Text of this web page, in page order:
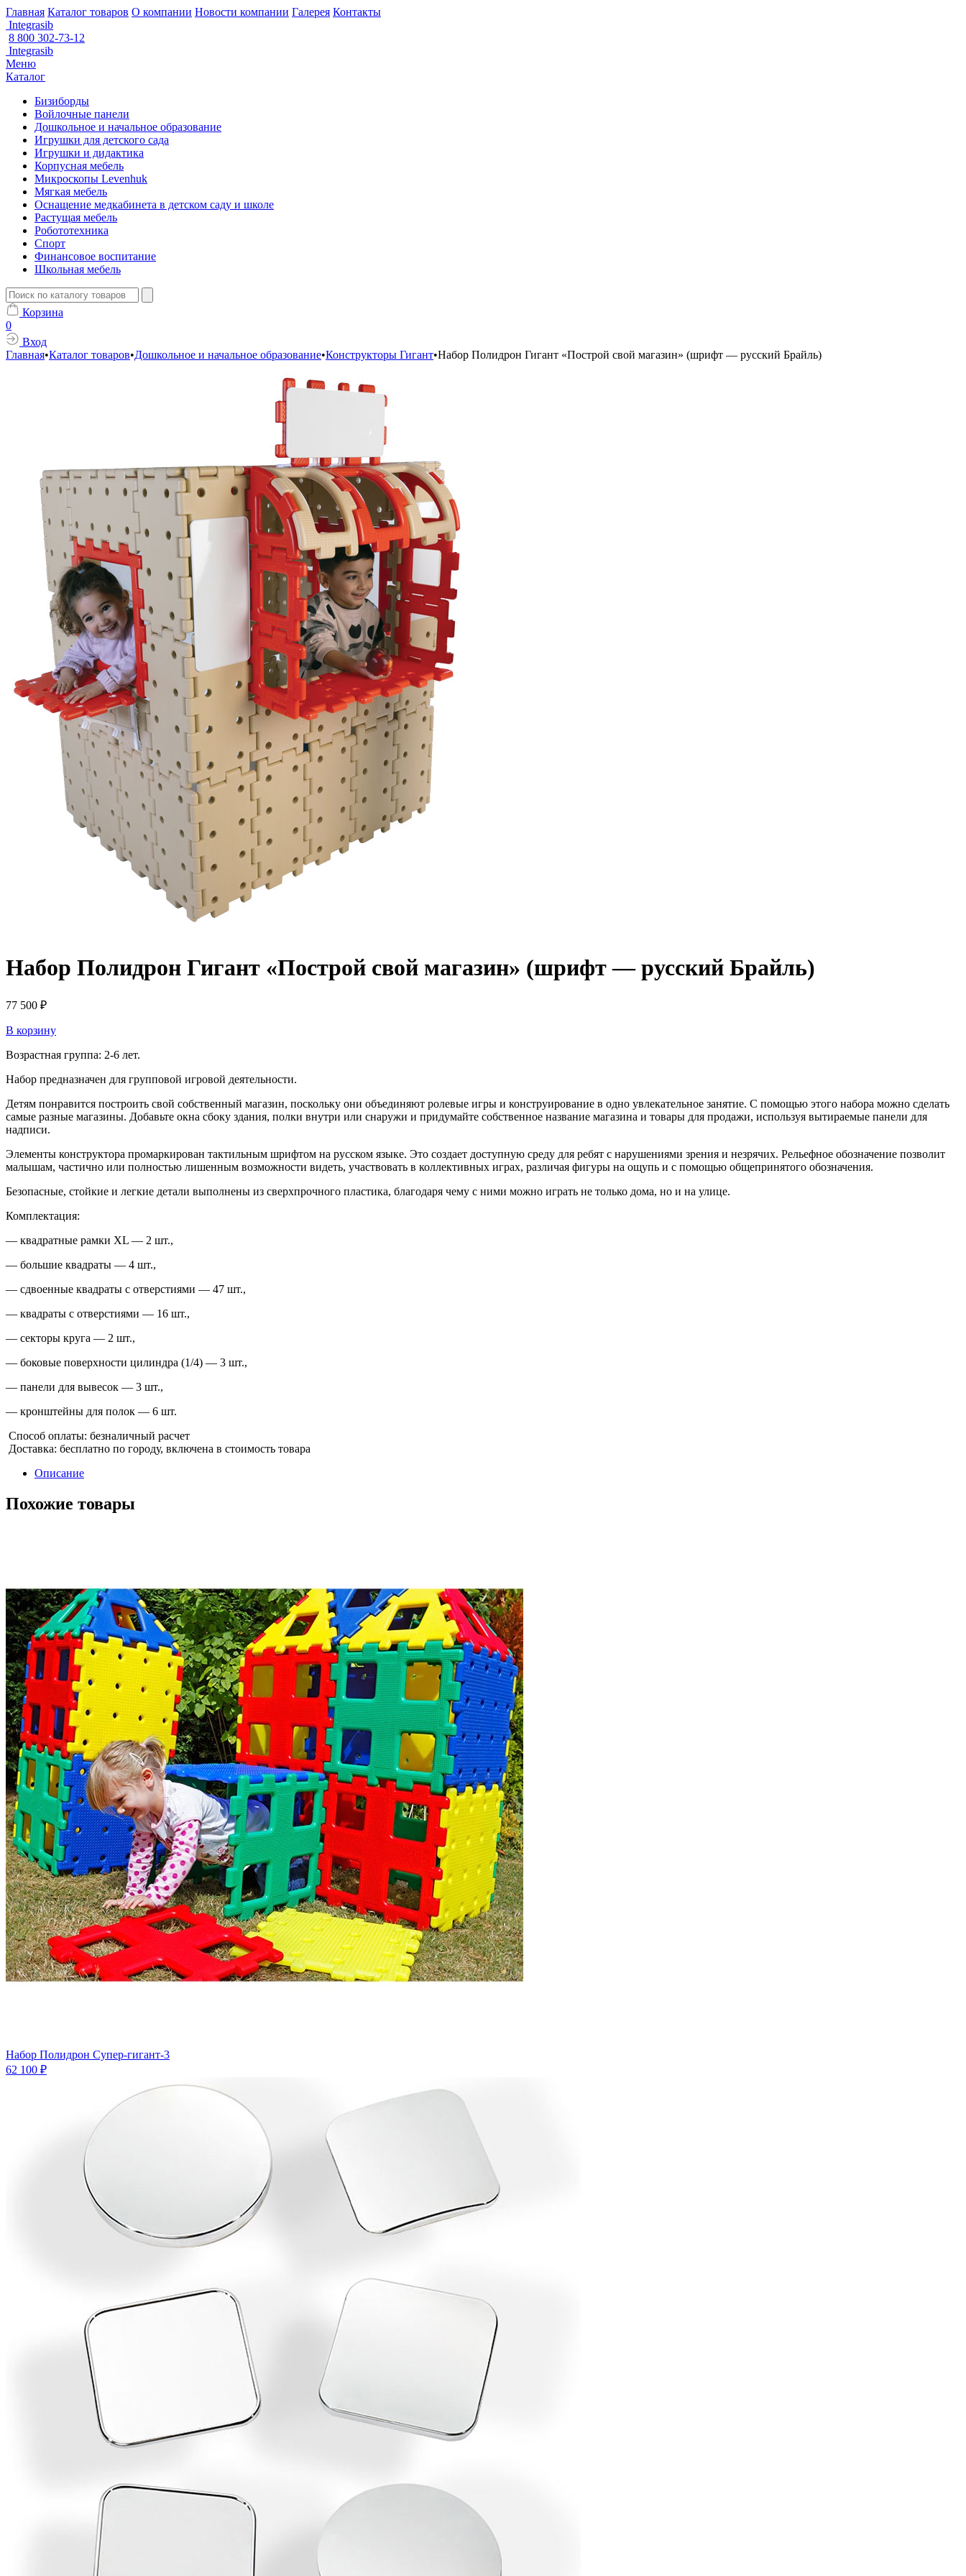
Главная Каталог товаров О компании Новости компании Галерея Контакты
Integrasib
8 800 302-73-12
Integrasib
Меню
Каталог
Бизиборды
Войлочные панели
Дошкольное и начальное образование
Игрушки для детского сада
Игрушки и дидактика
Корпусная мебель
Микроскопы Levenhuk
Мягкая мебель
Оснащение медкабинета в детском саду и школе
Растущая мебель
Робототехника
Спорт
Финансовое воспитание
Школьная мебель
Корзина
0
Вход
Главная•Каталог товаров•Дошкольное и начальное образование•Конструкторы Гигант•Набор Полидрон Гигант «Построй свой магазин» (шрифт — русский Брайль)
Набор Полидрон Гигант «Построй свой магазин» (шрифт — русский Брайль)
77 500 ₽
В корзину
Возрастная группа: 2-6 лет.
Набор предназначен для групповой игровой деятельности.
Детям понравится построить свой собственный магазин, поскольку они объединяют ролевые игры и конструирование в одно увлекательное занятие. С помощью этого набора можно сделать
самые разные магазины. Добавьте окна сбоку здания, полки внутри или снаружи и придумайте собственное название магазина и товары для продажи, используя вытираемые панели для
надписи.
Элементы конструктора промаркирован тактильным шрифтом на русском языке. Это создает доступную среду для ребят с нарушениями зрения и незрячих. Рельефное обозначение позволит
малышам, частично или полностью лишенным возможности видеть, участвовать в коллективных играх, различая фигуры на ощупь и с помощью общепринятого обозначения.
Безопасные, стойкие и легкие детали выполнены из сверхпрочного пластика, благодаря чему с ними можно играть не только дома, но и на улице.
Комплектация:
— квадратные рамки XL — 2 шт.,
— большие квадраты — 4 шт.,
— сдвоенные квадраты с отверстиями — 47 шт.,
— квадраты с отверстиями — 16 шт.,
— секторы круга — 2 шт.,
— боковые поверхности цилиндра (1/4) — 3 шт.,
— панели для вывесок — 3 шт.,
— кронштейны для полок — 6 шт.
Способ оплаты: безналичный расчет
Доставка: бесплатно по городу, включена в стоимость товара
Описание
Похожие товары
Набор Полидрон Супер-гигант-3
62 100 ₽